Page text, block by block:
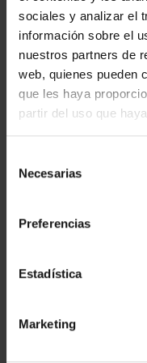
sociales y analizar el
información sobre el
nuestros partners de
web, quienes pueden
que les haya
partir del uso que
Necesarias
Preferencias
Estadística
Marketing
Precio:desde 100 €
CURSO PRL